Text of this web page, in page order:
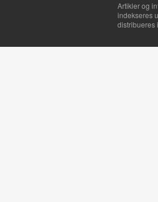
Artikler og
indekseres
distribueres